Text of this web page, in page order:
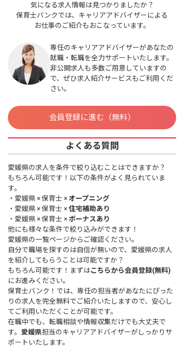
気になる求人情報は見つかりましたか？
保育士バンクでは、キャリアアドバイザーによる
お仕事のご紹介もおこなっています。
専任のキャリアアドバイザーがあなたの
就職・転職を全力サポートいたします。
非公開求人も多数ご用意していますの
で、ぜひ求人紹介サービスもご利用くだ
さい。
会員登録に進む（無料）
よくある質問
愛媛県の求人を条件で絞り込むことはできますか？
もちろん可能です！以下の条件がよく見られていま
す。
・ 愛媛県 × 保育士 ×オープニング
・ 愛媛県 × 保育士 ×住宅補助あり
・ 愛媛県 × 保育士 ×ボーナスあり
他にも様々な条件で絞り込みができます！
愛媛県の一覧ページからご確認ください。
自分で職場を探すのは自信が無いので、愛媛県の求人
を紹介してもらうことは可能ですか？
もちろん可能です！まずはこちらから会員登録(無料)
にお進みください。
保育士バンク！では、専任の担当者があなたにぴった
りの求人を完全無料でご紹介いたしますので、安心し
てご利用いただくことが可能です。
在職中でも、転職相談や情報収集だけでも大丈夫で
す。 愛媛県担当のキャリアアドバイザーがしっかりサ
ポートいたします。